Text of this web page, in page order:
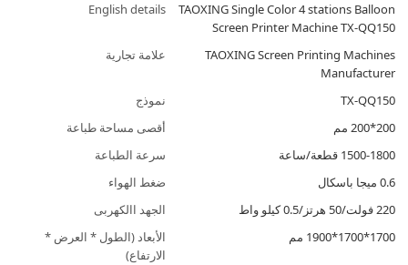
English details
TAOXING Single Color 4 stations Balloon
Screen Printer Machine TX-QQ150
علامة تجارية
TAOXING Screen Printing Machines
Manufacturer
نموذج
TX-QQ150
أقصى مساحة طباعة
200*200 مم
سرعة الطباعة
1500-1800 قطعة/ساعة
ضغط الهواء
0.6 ميجا باسكال
الجهد االكهربى
220 فولت/50 هرتز/0.5 كيلو واط
الأبعاد (الطول * العرض *
الارتفاع)
1700*1700*1900 مم